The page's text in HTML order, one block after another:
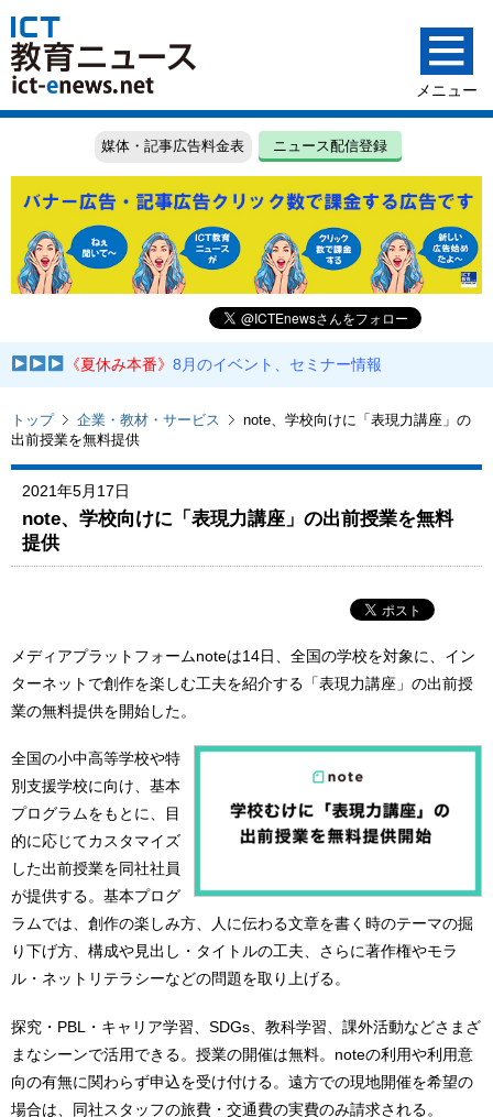
媒体・記事広告料金表 ニュース配信登録
《夏休み本番》8月のイベント、セミナー情報
トップ 企業・教材・サービス
note、学校向けに「表現力講座」の
出前授業を無料提供
2021年5月17日
note、学校向けに「表現力講座」の出前授業を無料
提供
メディアプラットフォームnoteは14日、全国の学校を対象に、イン
ターネットで創作を楽しむ工夫を紹介する「表現力講座」の出前授
業の無料提供を開始した。
全国の小中高等学校や特
別支援学校に向け、基本
プログラムをもとに、目
的に応じてカスタマイズ
した出前授業を同社社員
が提供する。基本プログ
ラムでは、創作の楽しみ方、人に伝わる文章を書く時のテーマの掘
り下げ方、構成や見出し・タイトルの工夫、さらに著作権やモラ
ル・ネットリテラシーなどの問題を取り上げる。
探究・PBL・キャリア学習、SDGs、教科学習、課外活動などさまざ
まなシーンで活用できる。授業の開催は無料。noteの利用や利用意
向の有無に関わらず申込を受け付ける。遠方での現地開催を希望の
場合は、同社スタッフの旅費・交通費の実費のみ請求される。